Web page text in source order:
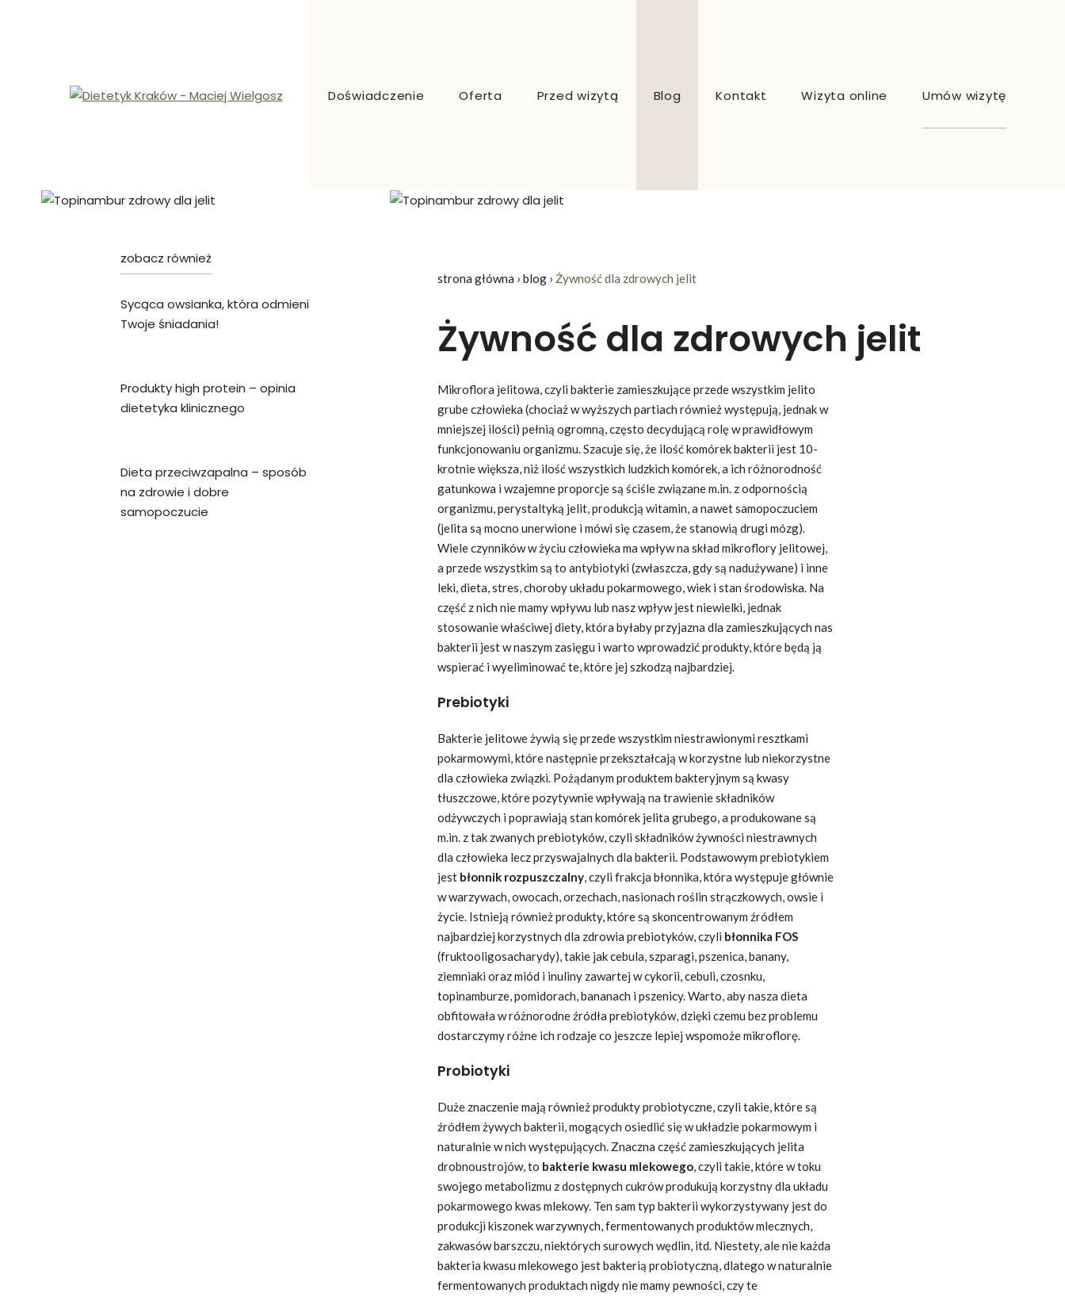
Doświadczenie Oferta
Konsultacje dietetyczne Kraków
Analiza składu ciała
Przed wizytą Blog Kontakt Wizyta online Umów wizytę
Sycąca owsianka, która odmieni
Twoje śniadania!
Produkty high protein – opinia
dietetyka klinicznego
Dieta przeciwzapalna – sposób
na zdrowie i dobre
samopoczucie
strona główna › blog › Żywność dla zdrowych jelit
Żywność dla zdrowych jelit
Mikroflora jelitowa, czyli bakterie zamieszkujące przede wszystkim jelito
grube człowieka (chociaż w wyższych partiach również występują, jednak w
mniejszej ilości) pełnią ogromną, często decydującą rolę w prawidłowym
funkcjonowaniu organizmu. Szacuje się, że ilość komórek bakterii jest 10-
krotnie większa, niż ilość wszystkich ludzkich komórek, a ich różnorodność
gatunkowa i wzajemne proporcje są ściśle związane m.in. z odpornością
organizmu, perystaltyką jelit, produkcją witamin, a nawet samopoczuciem
(jelita są mocno unerwione i mówi się czasem, że stanowią drugi mózg).
Wiele czynników w życiu człowieka ma wpływ na skład mikroflory jelitowej,
a przede wszystkim są to antybiotyki (zwłaszcza, gdy są nadużywane) i inne
leki, dieta, stres, choroby układu pokarmowego, wiek i stan środowiska. Na
część z nich nie mamy wpływu lub nasz wpływ jest niewielki, jednak
stosowanie właściwej diety, która byłaby przyjazna dla zamieszkujących nas
bakterii jest w naszym zasięgu i warto wprowadzić produkty, które będą ją
wspierać i wyeliminować te, które jej szkodzą najbardziej.
Prebiotyki
Bakterie jelitowe żywią się przede wszystkim niestrawionymi resztkami
pokarmowymi, które następnie przekształcają w korzystne lub niekorzystne
dla człowieka związki. Pożądanym produktem bakteryjnym są kwasy
tłuszczowe, które pozytywnie wpływają na trawienie składników
odżywczych i poprawiają stan komórek jelita grubego, a produkowane są
m.in. z tak zwanych prebiotyków, czyli składników żywności niestrawnych
dla człowieka lecz przyswajalnych dla bakterii. Podstawowym prebiotykiem
jest błonnik rozpuszczalny, czyli frakcja błonnika, która występuje głównie
w warzywach, owocach, orzechach, nasionach roślin strączkowych, owsie i
życie. Istnieją również produkty, które są skoncentrowanym źródłem
najbardziej korzystnych dla zdrowia prebiotyków, czyli błonnika FOS
(fruktooligosacharydy), takie jak cebula, szparagi, pszenica, banany,
ziemniaki oraz miód i inuliny zawartej w cykorii, cebuli, czosnku,
topinamburze, pomidorach, bananach i pszenicy. Warto, aby nasza dieta
obfitowała w różnorodne źródła prebiotyków, dzięki czemu bez problemu
dostarczymy różne ich rodzaje co jeszcze lepiej wspomoże mikroflorę.
Probiotyki
Duże znaczenie mają również produkty probiotyczne, czyli takie, które są
źródłem żywych bakterii, mogących osiedlić się w układzie pokarmowym i
naturalnie w nich występujących. Znaczna część zamieszkujących jelita
drobnoustrojów, to bakterie kwasu mlekowego, czyli takie, które w toku
swojego metabolizmu z dostępnych cukrów produkują korzystny dla układu
pokarmowego kwas mlekowy. Ten sam typ bakterii wykorzystywany jest do
produkcji kiszonek warzywnych, fermentowanych produktów mlecznych,
zakwasów barszczu, niektórych surowych wędlin, itd. Niestety, ale nie każda
bakteria kwasu mlekowego jest bakterią probiotyczną, dlatego w naturalnie
fermentowanych produktach nigdy nie mamy pewności, czy te